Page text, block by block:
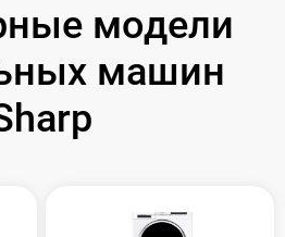
модели
машин